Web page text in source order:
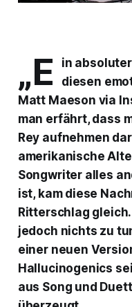
„E
in
diesen
Matt Maeson via
man erfährt, dass
Rey aufnehmen
amerikanische
Songwriter alles
ist, kam diese
Ritterschlag
jedoch nichts zu
einer neuen
Hallucinogenics
aus Song und